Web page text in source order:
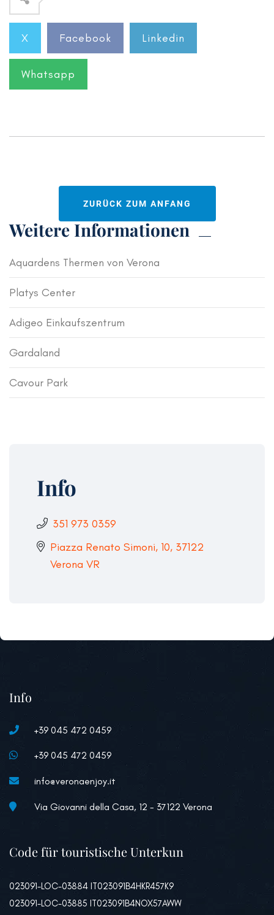
X Facebook Linkedin
Whatsapp
ZURÜCK ZUM ANFANG
Weitere Informationen
Aquardens Thermen von Verona
Platys Center
Adigeo Einkaufszentrum
Gardaland
Cavour Park
Info
351 973 0359
Piazza Renato Simoni, 10, 37122
Verona VR
Info
+39 045 472 0459
+39 045 472 0459
info@veronaenjoy.it
Via Giovanni della Casa, 12 - 37122 Verona
Code für touristische Unterkun
023091-LOC-03884 IT023091B4HKR457K9
023091-LOC-03885 IT023091B4NOX57AWW